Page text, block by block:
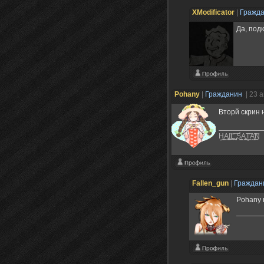
XModificator
Да,
Pohany Гражданин | 23
Вторй
Ḥ̜̙̯͇A̼̮͎͚̯͉͜I̪͜͝L͍̪̻͈͞ ̡̞͕͕̻̞ͅS̛̰͇ͅA̺̯͖͔̼͍̘̼T͓̣̤̮͠ͅA̭̝̬̭͜͡͠Ņ
Fallen_gun
Pohany